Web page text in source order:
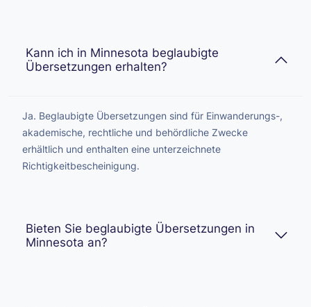
Kann ich in Minnesota beglaubigte
Übersetzungen erhalten?
Ja. Beglaubigte Übersetzungen sind für Einwanderungs-,
akademische, rechtliche und behördliche Zwecke
erhältlich und enthalten eine unterzeichnete
Richtigkeitbescheinigung.
Bieten Sie beglaubigte Übersetzungen in
Minnesota an?